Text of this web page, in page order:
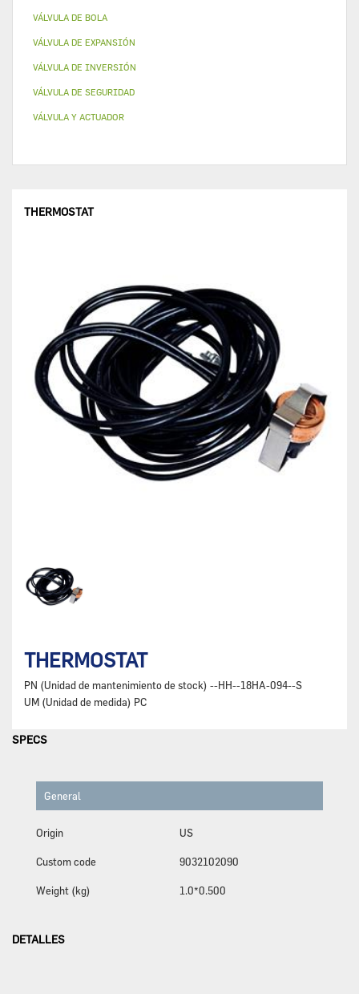
VÁLVULA DE BOLA
VÁLVULA DE EXPANSIÓN
VÁLVULA DE INVERSIÓN
VÁLVULA DE SEGURIDAD
VÁLVULA Y ACTUADOR
THERMOSTAT
THERMOSTAT
PN (Unidad de mantenimiento de stock) --HH--18HA-094--S
UM (Unidad de medida) PC
SPECS
General
Origin US
Custom code 9032102090
Weight (kg) 1.0*0.500
DETALLES